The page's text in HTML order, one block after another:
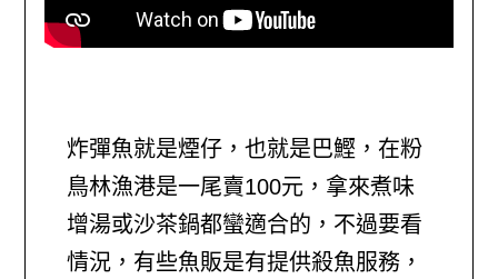
炸彈魚就是煙仔，也就是巴鰹，在粉
鳥林漁港是一尾賣100元，拿來煮味
增湯或沙茶鍋都蠻適合的，不過要看
情況，有些魚販是有提供殺魚服務，